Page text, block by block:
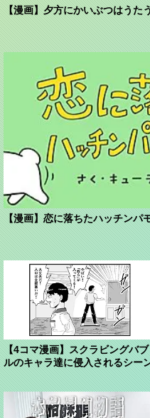
【漫画】夕方にかいぶつはうた
【漫画】恋に落ちたハッチンパ
【4コマ漫画】スクラビングバブ
ルのキャラ達に侵入されるシー